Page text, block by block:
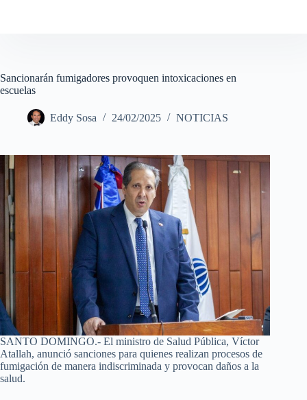
Sancionarán fumigadores provoquen intoxicaciones en
escuelas
Eddy Sosa 24/02/2025 NOTICIAS
SANTO DOMINGO.- El ministro de Salud Pública, Víctor
Atallah, anunció sanciones para quienes realizan procesos de
fumigación de manera indiscriminada y provocan daños a la
salud.